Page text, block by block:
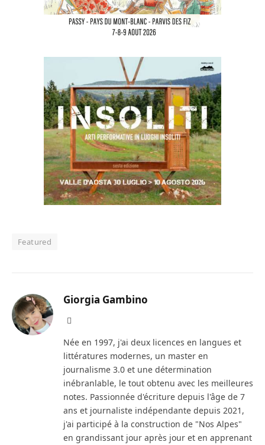
Featured
Giorgia Gambino
Née en 1997, j'ai deux licences en langues et
littératures modernes, un master en
journalisme 3.0 et une détermination
inébranlable, le tout obtenu avec les meilleures
notes. Passionnée d'écriture depuis l'âge de 7
ans et journaliste indépendante depuis 2021,
j'ai participé à la construction de "Nos Alpes"
en grandissant jour après jour et en apprenant